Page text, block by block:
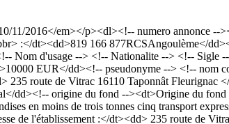
11/2016</em></p><dl><!-- numero annonce
:</dt><dd>819 166 877RCSAngoulème</
d'usage --> <!-- Nationalite --> <!-- Sigle
EUR</dd><!-- pseudonyme --> <!-- nom
route de Vitrac 16110 Taponnât Fleurignac
dd><!-- origine du fond --><dt>Origine du
en moins de trois tonnes cinq transport
de l'établissement :</dt><dd> 235 route de